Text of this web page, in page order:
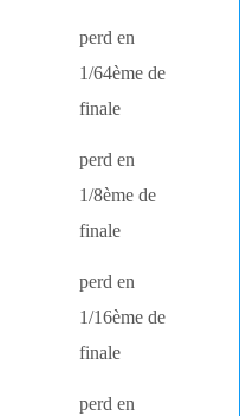
perd en
1/64ème de
finale
perd en
1/8ème de
finale
perd en
1/16ème de
finale
perd en